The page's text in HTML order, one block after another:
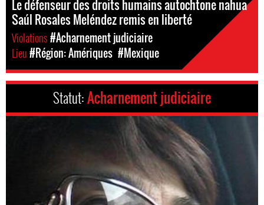
Le défenseur des droits humains autochtone nahua
Saúl Rosales Meléndez remis en liberté
Violations#Acharnement judiciaire
Lieu#Région: Amériques #Mexique
Statut:Acharnement judiciaire